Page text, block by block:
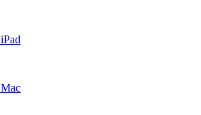
iPad
Mac